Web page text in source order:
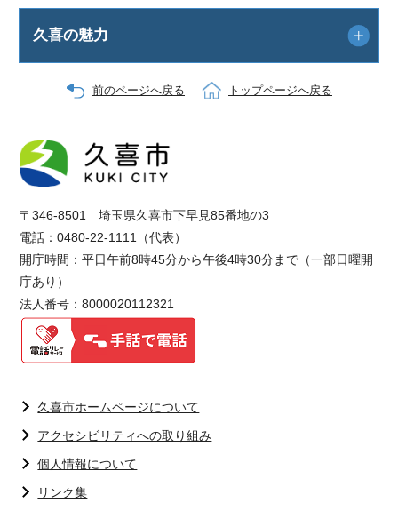
久喜の魅力
前のページへ戻る トップページへ戻る
〒346-8501 埼玉県久喜市下早見85番地の3
電話：0480-22-1111（代表）
開庁時間：平日午前8時45分から午後4時30分まで（一部日曜開
庁あり）
法人番号：8000020112321
久喜市ホームページについて
アクセシビリティへの取り組み
個人情報について
リンク集